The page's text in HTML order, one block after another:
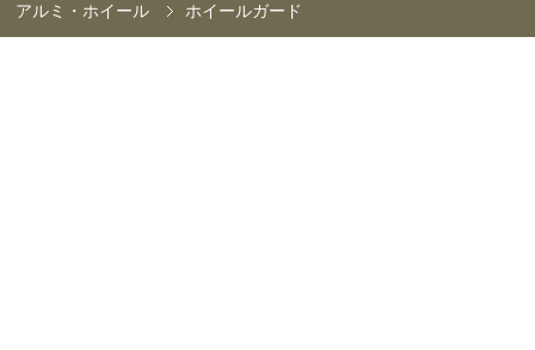
アルミ・ホイール
ホイールガード